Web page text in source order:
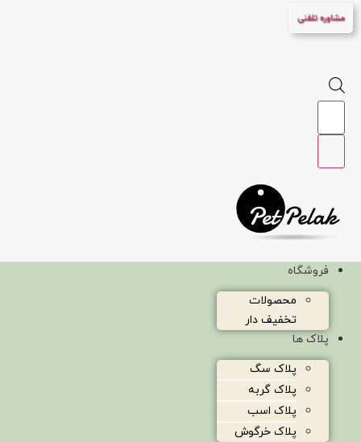
پرش
به
مشاوره تلفنی
Products
فروشگاه
محصولات
تخفیف دار
پلاک ها
پلاک سگ
پلاک گربه
پلاک اسب
پلاک خرگوش